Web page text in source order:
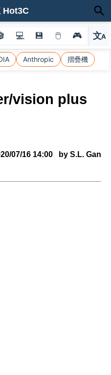
💻 💾 🖱 🎮 文A
選
Anthropic 摺疊機
Hot3C
vision plus
07/16 14:00 by S.L. Gan